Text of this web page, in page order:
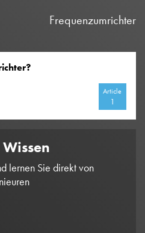
Frequenzumrichter
Article
1
lernen Sie direkt von